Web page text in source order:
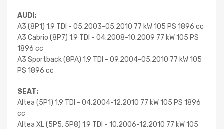
AUDI:
A3 (8P1) 1.9 TDI - 05.2003-05.2010 77 kW 105 PS 1896 cc
A3 Cabrio (8P7) 1.9 TDI - 04.2008-10.2009 77 kW 105 PS
1896 cc
A3 Sportback (8PA) 1.9 TDI - 09.2004-05.2010 77 kW 105
PS 1896 cc
SEAT:
Altea (5P1) 1.9 TDI - 04.2004-12.2010 77 kW 105 PS 1896
cc
Altea XL (5P5, 5P8) 1.9 TDI - 10.2006-12.2010 77 kW 105